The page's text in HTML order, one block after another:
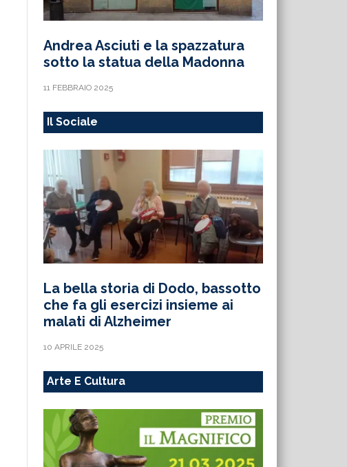
Andrea Asciuti e la spazzatura
sotto la statua della Madonna
11 FEBBRAIO 2025
Il Sociale
La bella storia di Dodo, bassotto
che fa gli esercizi insieme ai
malati di Alzheimer
10 APRILE 2025
Arte E Cultura